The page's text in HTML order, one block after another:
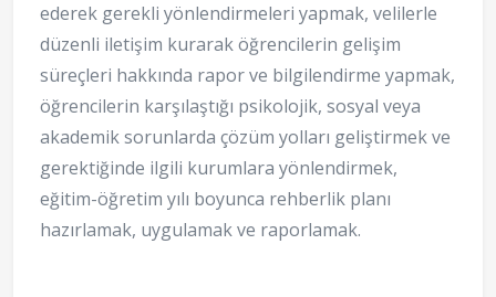
ederek gerekli yönlendirmeleri yapmak, velilerle
düzenli iletişim kurarak öğrencilerin gelişim
süreçleri hakkında rapor ve bilgilendirme yapmak,
öğrencilerin karşılaştığı psikolojik, sosyal veya
akademik sorunlarda çözüm yolları geliştirmek ve
gerektiğinde ilgili kurumlara yönlendirmek,
eğitim-öğretim yılı boyunca rehberlik planı
hazırlamak, uygulamak ve raporlamak.